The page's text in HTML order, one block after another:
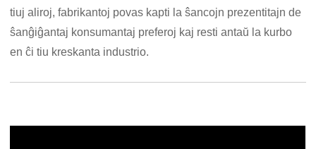
tiuj aliroj, fabrikantoj povas kapti la ŝancojn prezentitajn de
ŝanĝiĝantaj konsumantaj preferoj kaj resti antaŭ la kurbo
en ĉi tiu kreskanta industrio.